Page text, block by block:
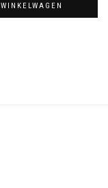
WINKELWAGEN